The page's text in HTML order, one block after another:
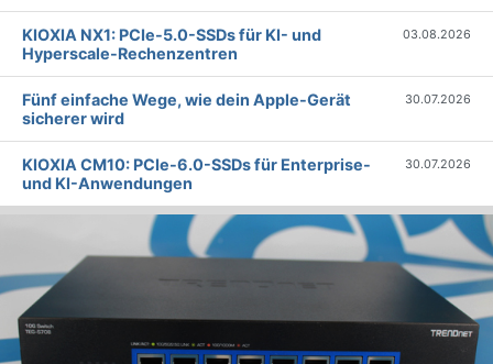
KIOXIA NX1: PCIe-5.0-SSDs für KI- und
Hyperscale-Rechenzentren
03.08.2026
Fünf einfache Wege, wie dein Apple-Gerät
sicherer wird
30.07.2026
KIOXIA CM10: PCIe-6.0-SSDs für Enterprise-
und KI-Anwendungen
30.07.2026